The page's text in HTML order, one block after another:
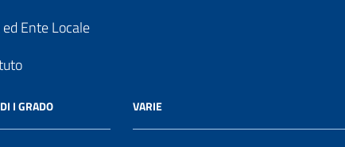
Ente Locale
I GRADO VARIE